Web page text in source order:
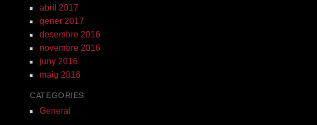
abril 2017
gener 2017
desembre 2016
novembre 2016
juny 2016
maig 2016
CATEGORIES
General